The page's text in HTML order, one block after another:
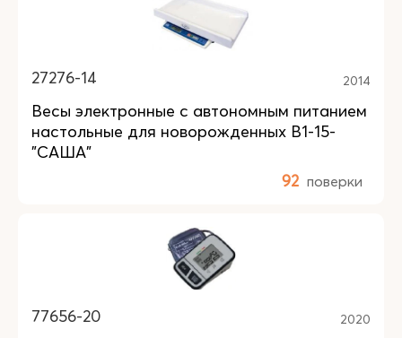
27276-14 2014
Весы электронные с автономным питанием
настольные для новорожденных В1-15-
"САША"
92 поверки
77656-20 2020